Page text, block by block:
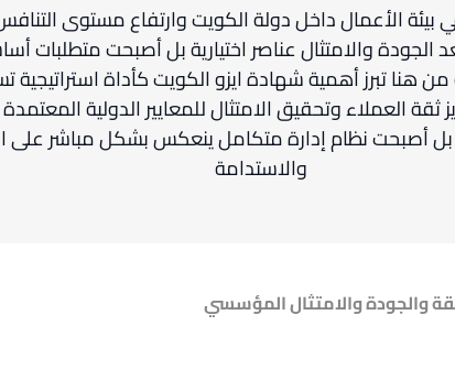
بيئة الأعمال داخل دولة الكويت وارتفاع مستوى
والامتثال عناصر اختيارية بل أصبحت متطلبات
هنا تبرز أهمية شهادة ايزو الكويت كأداة
ثقة العملاء وتحقيق الامتثال للمعايير الدولية
أصبحت نظام إدارة متكامل ينعكس بشكل مباشر على
والاستدامة
والجودة والامتثال المؤسسي